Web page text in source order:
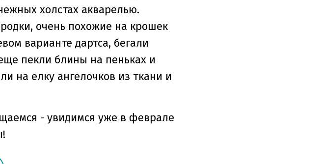
холстах акварелью.
очень похожие на крошек
варианте дартса, бегали
пекли блины на пеньках и
на елку ангелочков из ткани и
- увидимся уже в феврале